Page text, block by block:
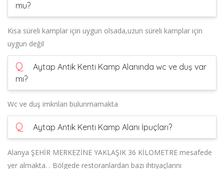
mu?
Kısa süreli kamplar için uygun olsada,uzun süreli kamplar için
uygun değil
Q
Aytap Antik Kenti Kamp Alanında wc ve duş var
mı?
Wc ve duş imknları bulunmamakta
Q Aytap Antik Kenti Kamp Alanı İpuçları?
Alanya ŞEHİR MERKEZİNE YAKLAŞIK 36 KİLOMETRE mesafede
yer almakta. . Bölgede restoranlardan bazı ihtiyaçlarını